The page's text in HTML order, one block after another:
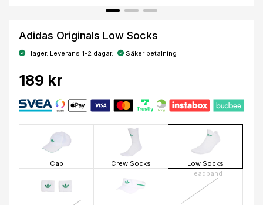
Adidas Originals Low Socks
I lager. Leverans 1-2 dagar. Säker betalning
189 kr
Cap Crew Socks Low Socks
Headband